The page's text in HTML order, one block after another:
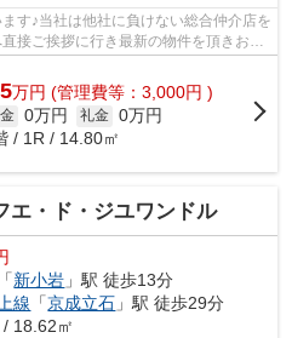
す♪当社は他社に負けない総合仲介店を
接ご挨拶に行き最新の物件を頂きお客
万円 (管理費等：3,000円 )
0万円 礼金 0万円
/ 1R / 14.80㎡
エ・ド・ジユワンドル
「新小岩 」駅 徒歩13分
線 「京成立石 」駅 徒歩29分
18.62㎡